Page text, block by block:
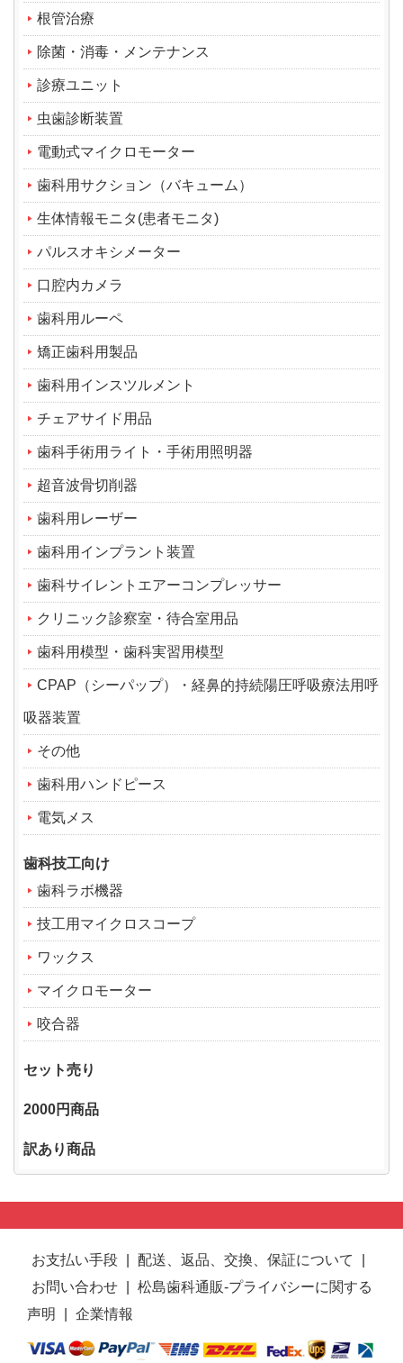
根管治療
除菌・消毒・メンテナンス
診療ユニット
虫歯診断装置
電動式マイクロモーター
歯科用サクション（バキューム）
生体情報モニタ(患者モニタ)
パルスオキシメーター
口腔内カメラ
歯科用ルーペ
矯正歯科用製品
歯科用インスツルメント
チェアサイド用品
歯科手術用ライト・手術用照明器
超音波骨切削器
歯科用レーザー
歯科用インプラント装置
歯科サイレントエアーコンプレッサー
クリニック診察室・待合室用品
歯科用模型・歯科実習用模型
CPAP（シーパップ）・経鼻的持続陽圧呼吸療法用呼
吸器装置
その他
歯科用ハンドピース
電気メス
歯科技工向け
歯科ラボ機器
技工用マイクロスコープ
ワックス
マイクロモーター
咬合器
セット売り
2000円商品
訳あり商品
お支払い手段 配送、返品、交換、保証について
お問い合わせ
松島歯科通販-プライバシーに関する
声明
企業情報